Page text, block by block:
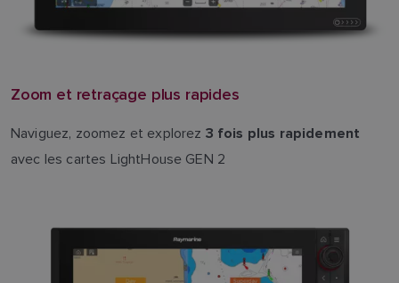
Zoom et retraçage plus rapides
Naviguez, zoomez et explorez 3 fois plus rapidement
avec les cartes LightHouse GEN 2